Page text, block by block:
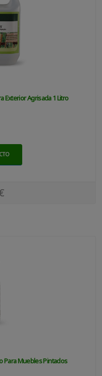
Exterior Agrisada 1 Litro
Para Muebles Pintados